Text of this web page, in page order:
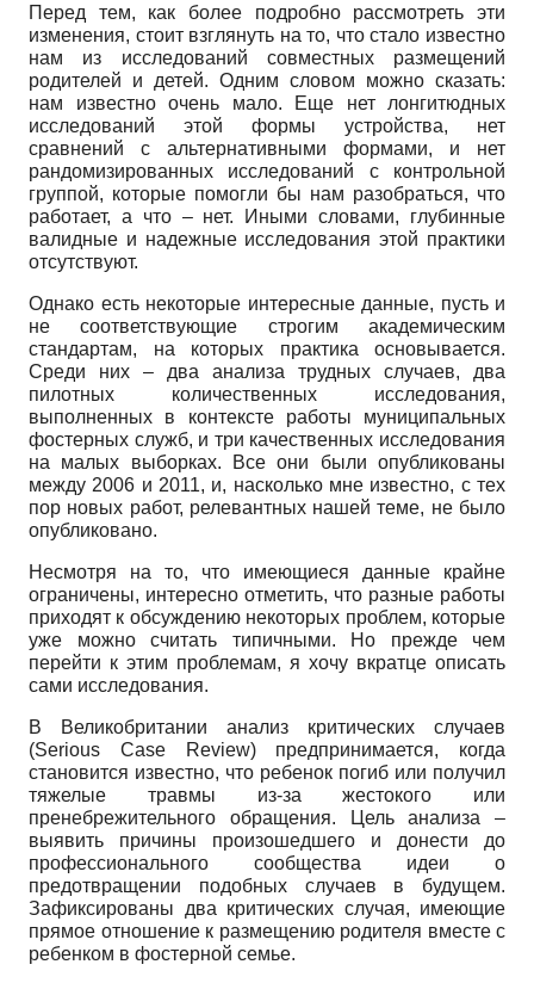
Перед тем, как более подробно рассмотреть эти
изменения, стоит взглянуть на то, что стало известно
нам из исследований совместных размещений
родителей и детей. Одним словом можно сказать:
нам известно очень мало. Еще нет лонгитюдных
исследований этой формы устройства, нет
сравнений с альтернативными формами, и нет
рандомизированных исследований с контрольной
группой, которые помогли бы нам разобраться, что
работает, а что – нет. Иными словами, глубинные
валидные и надежные исследования этой практики
отсутствуют.
Однако есть некоторые интересные данные, пусть и
не соответствующие строгим академическим
стандартам, на которых практика основывается.
Среди них – два анализа трудных случаев, два
пилотных количественных исследования,
выполненных в контексте работы муниципальных
фостерных служб, и три качественных исследования
на малых выборках. Все они были опубликованы
между 2006 и 2011, и, насколько мне известно, с тех
пор новых работ, релевантных нашей теме, не было
опубликовано.
Несмотря на то, что имеющиеся данные крайне
ограничены, интересно отметить, что разные работы
приходят к обсуждению некоторых проблем, которые
уже можно считать типичными. Но прежде чем
перейти к этим проблемам, я хочу вкратце описать
сами исследования.
В Великобритании анализ критических случаев
(Serious Case Review) предпринимается, когда
становится известно, что ребенок погиб или получил
тяжелые травмы из-за жестокого или
пренебрежительного обращения. Цель анализа –
выявить причины произошедшего и донести до
профессионального сообщества идеи о
предотвращении подобных случаев в будущем.
Зафиксированы два критических случая, имеющие
прямое отношение к размещению родителя вместе с
ребенком в фостерной семье.